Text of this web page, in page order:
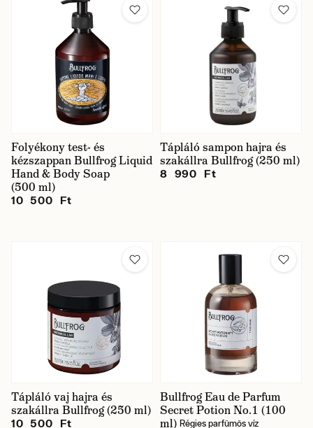
Folyékony test- és
kézszappan Bullfrog Liquid
Hand & Body Soap
(500 ml)
10 500 Ft
Tápláló sampon hajra és
szakállra Bullfrog (250 ml)
8 990 Ft
Tápláló vaj hajra és
szakállra Bullfrog (250 ml)
10 500 Ft
Bullfrog Eau de Parfum
Secret Potion No.1 (100
ml) Régies parfümös víz